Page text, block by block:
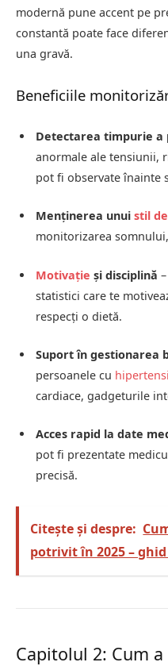
modernă pune accent pe
constantă poate face
una gravă.
Beneficiile
Detectarea timpurie a
anormale ale tensiunii,
pot fi observate înainte
Menținerea unui stil
monitorizarea
Motivație și disciplină
statistici care te
respecți o dietă.
Suport în gestionarea
persoanele cu
cardiace, gadgeturile
Acces rapid la date
pot fi prezentate
precisă.
Citește și despre:
potrivit în 2025 –
Capitolul 2: Cum